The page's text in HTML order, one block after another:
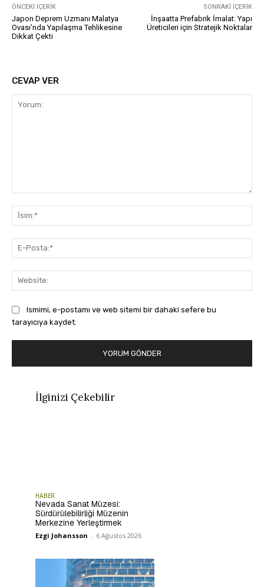
ÖNCEKI İÇERIK
Japon Deprem Uzmanı Malatya
Ovası’nda Yapılaşma Tehlikesine
Dikkat Çekti
SONRAKI İÇERIK
İnşaatta Prefabrik İmalat: Yapı
Üreticileri için Stratejik Noktalar
CEVAP VER
Ismimi, e-postamı ve web sitemi bir dahaki sefere bu
tarayıcıya kaydet.
İlginizi Çekebilir
HABER
Nevada Sanat Müzesi:
Sürdürülebilirliği Müzenin
Merkezine Yerleştirmek
Ezgi Johansson - 6 Ağustos 2026